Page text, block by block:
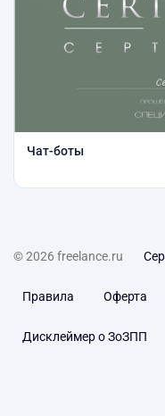
Чат-боты
© 2026 freelance.ru
Правила Оферта
Дисклеймер о ЗоЗПП